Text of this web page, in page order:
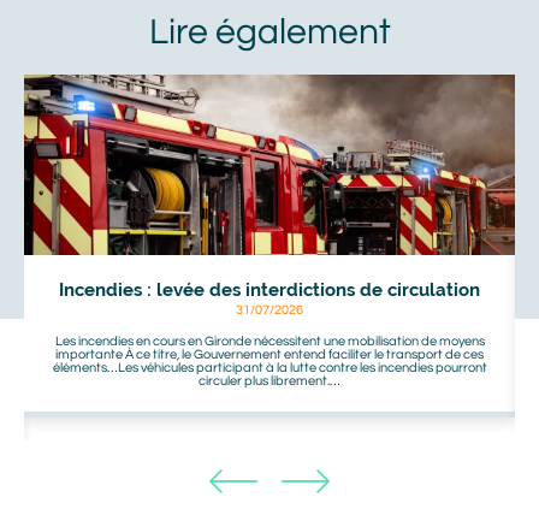
voir
aussi
Incendies : levée des interdictions de circulation
31/07/2026
Les incendies en cours en Gironde nécessitent une mobilisation de moyens
importante À ce titre, le Gouvernement entend faciliter le transport de ces
éléments…Les véhicules participant à la lutte contre les incendies pourront
circuler plus librement.…